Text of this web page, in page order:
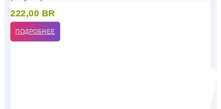
222,00 BR
ПОДРОБНЕЕ